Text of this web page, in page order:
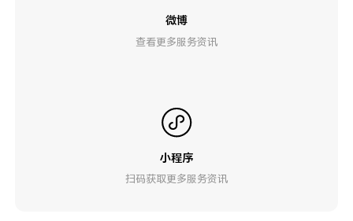
微博
查看更多服务资讯
小程序
扫码获取更多服务资讯